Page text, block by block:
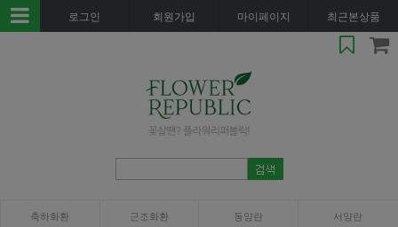
로그인 회원가입 마이페이지 최근본상품
축하화환 근조화환 동양란 서양란